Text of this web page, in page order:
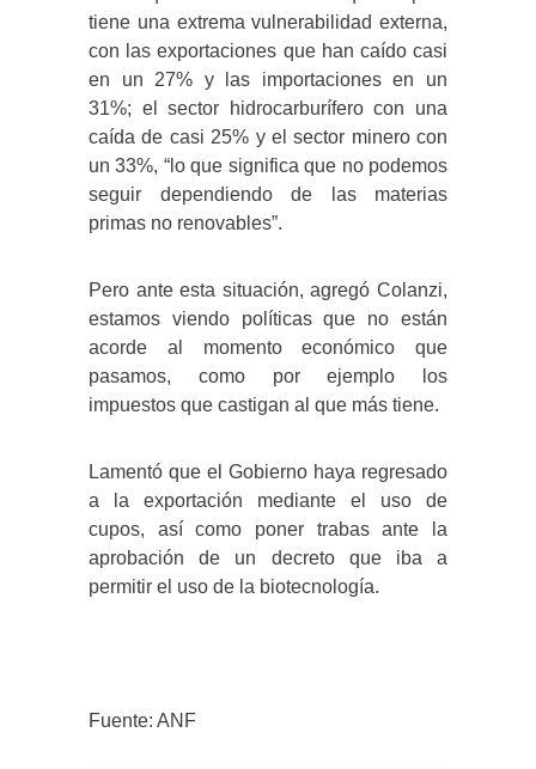
tiene una extrema vulnerabilidad externa,
con las exportaciones que han caído casi
en un 27% y las importaciones en un
31%; el sector hidrocarburífero con una
caída de casi 25% y el sector minero con
un 33%, “lo que significa que no podemos
seguir dependiendo de las materias
primas no renovables”.
Pero ante esta situación, agregó Colanzi,
estamos viendo políticas que no están
acorde al momento económico que
pasamos, como por ejemplo los
impuestos que castigan al que más tiene.
Lamentó que el Gobierno haya regresado
a la exportación mediante el uso de
cupos, así como poner trabas ante la
aprobación de un decreto que iba a
permitir el uso de la biotecnología.
Fuente: ANF